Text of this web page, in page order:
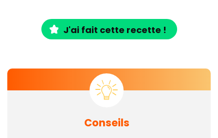
J'ai fait cette recette !
Conseils